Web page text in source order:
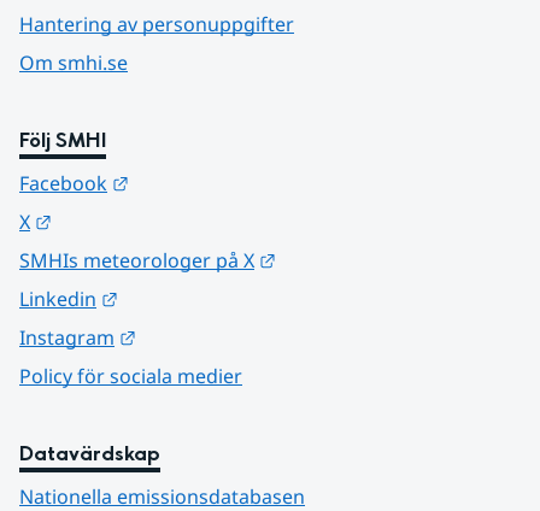
Hantering av personuppgifter
Om smhi.se
Följ SMHI
Facebook
X
SMHIs meteorologer på X
Linkedin
Instagram
Policy för sociala medier
Datavärdskap
Nationella emissionsdatabasen